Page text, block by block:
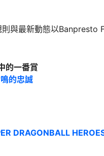
則與最新動態以
的一番賞
的忠誠
DRAGONBALL